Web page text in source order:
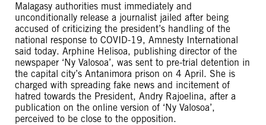
Malagasy authorities must immediately and
unconditionally release a journalist jailed after being
accused of criticizing the president’s handling of the
national response to COVID-19, Amnesty International
said today. Arphine Helisoa, publishing director of the
newspaper ‘Ny Valosoa’, was sent to pre-trial detention in
the capital city’s Antanimora prison on 4 April. She is
charged with spreading fake news and incitement of
hatred towards the President, Andry Rajoelina, after a
publication on the online version of ‘Ny Valosoa’,
perceived to be close to the opposition.